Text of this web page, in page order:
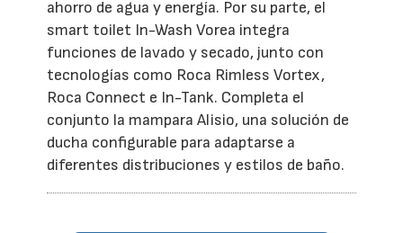
ahorro de agua y energía. Por su parte, el
smart toilet In-Wash Vorea integra
funciones de lavado y secado, junto con
tecnologías como Roca Rimless Vortex,
Roca Connect e In-Tank. Completa el
conjunto la mampara Alisio, una solución de
ducha configurable para adaptarse a
diferentes distribuciones y estilos de baño.